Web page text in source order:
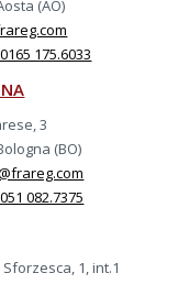
(AO)
175.6033
3
(BO)
082.7375
1, int.1